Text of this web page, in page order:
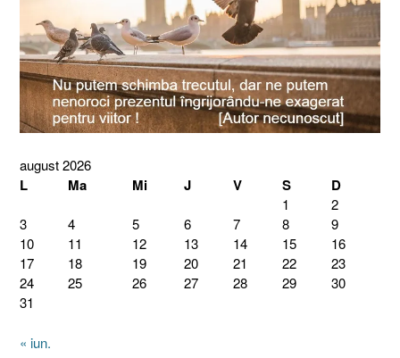
august 2026
L Ma Mi J V S D
1
2
3
4 5 6 7 8
9
10
11 12 13 14 15
16
17
18 19 20 21 22
23
24
25 26 27 28 29
30
31
« iun.